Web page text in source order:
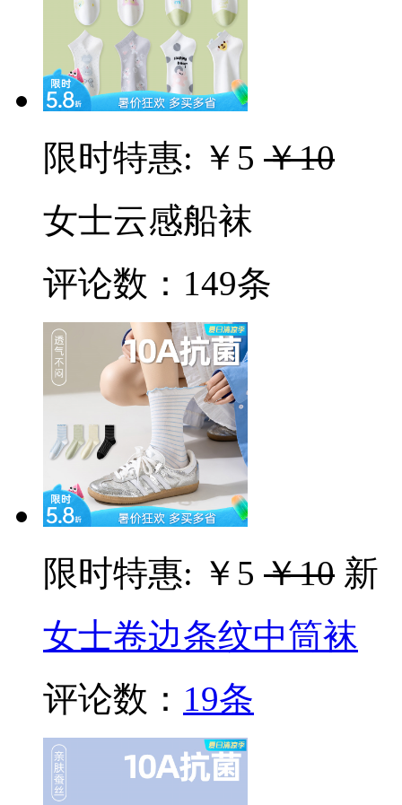
限时特惠: ￥5 ￥10
女士云感船袜
评论数： 149条
限时特惠: ￥5 ￥10 新
女士卷边条纹中筒袜
评论数： 19条